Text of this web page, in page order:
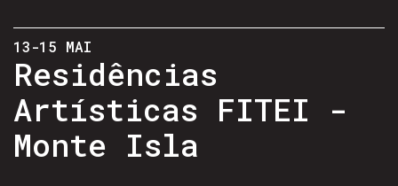
13-15 MAI
Residências
Artísticas FITEI -
Monte Isla